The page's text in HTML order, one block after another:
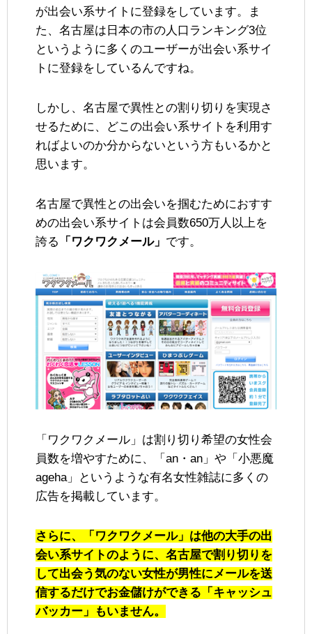
が出会い系サイトに登録をしています。ま
た、名古屋は日本の市の人口ランキング3位
というように多くのユーザーが出会い系サイ
トに登録をしているんですね。
しかし、名古屋で異性との割り切りを実現さ
せるために、どこの出会い系サイトを利用す
ればよいのか分からないという方もいるかと
思います。
名古屋で異性との出会いを掴むためにおすす
めの出会い系サイトは会員数650万人以上を
誇る
「ワクワクメール」 です。
「ワクワクメール」は割り切り希望の女性会
員数を増やすために、「an・an」や「小悪魔
ageha」というような有名女性雑誌に多くの
広告を掲載しています。
さらに、「ワクワクメール」は他の大手の出
会い系サイトのように、名古屋で割り切りを
して出会う気のない女性が男性にメールを送
信するだけでお金儲けができる「キャッシュ
バッカー」もいません。